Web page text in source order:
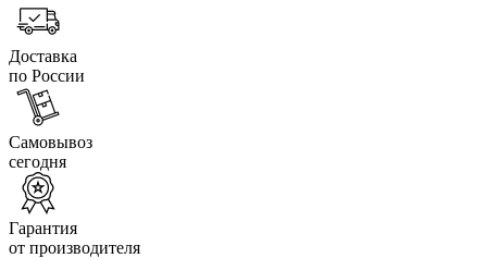
Доставка
по России
Самовывоз
сегодня
Гарантия
от производителя